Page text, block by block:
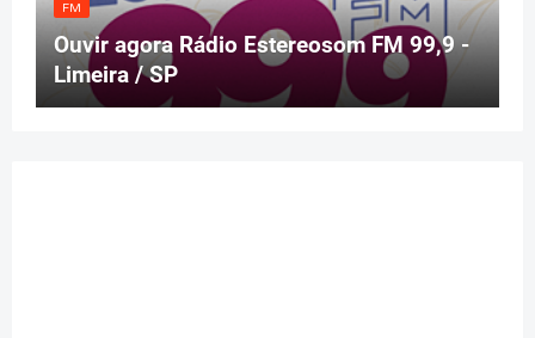
FM
Ouvir agora Rádio Estereosom FM 99,9 -
Limeira / SP